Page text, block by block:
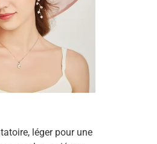
léger pour une